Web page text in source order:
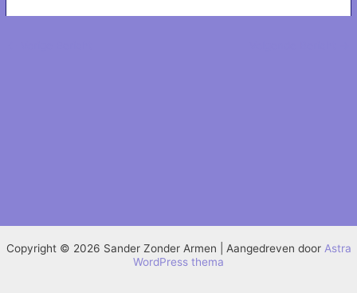
Copyright © 2026 Sander Zonder Armen | Aangedreven door Astra
WordPress thema